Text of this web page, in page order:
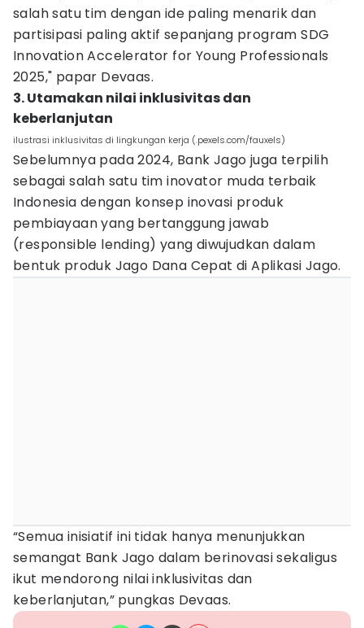
salah satu tim dengan ide paling menarik dan
partisipasi paling aktif sepanjang program SDG
Innovation Accelerator for Young Professionals
2025," papar Devaas.
3. Utamakan nilai inklusivitas dan
keberlanjutan
ilustrasi inklusivitas di lingkungan kerja (.pexels.com/fauxels)
Sebelumnya pada 2024, Bank Jago juga terpilih
sebagai salah satu tim inovator muda terbaik
Indonesia dengan konsep inovasi produk
pembiayaan yang bertanggung jawab
(responsible lending) yang diwujudkan dalam
bentuk produk Jago Dana Cepat di Aplikasi Jago.
“Semua inisiatif ini tidak hanya menunjukkan
semangat Bank Jago dalam berinovasi sekaligus
ikut mendorong nilai inklusivitas dan
keberlanjutan,” pungkas Devaas.